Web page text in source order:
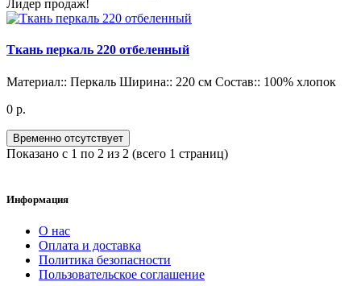
Лидер продаж!
Ткань перкаль 220 отбеленный
Материал:: Перкаль Ширина:: 220 см Состав:: 100% хлопок
0 р.
Временно отсутствует
Показано с 1 по 2 из 2 (всего 1 страниц)
Информация
О нас
Оплата и доставка
Политика безопасности
Пользовательское соглашение